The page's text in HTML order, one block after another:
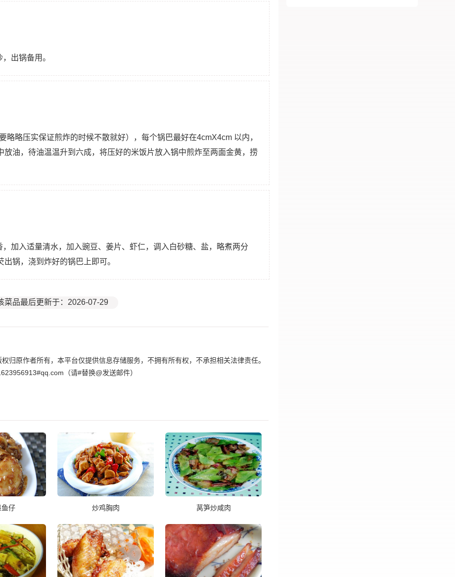
出锅备用。
略略压实保证煎炸的时候不散就好），每个锅巴最好在4cmX4cm 以内，
油，待油温温升到六成，将压好的米饭片放入锅中煎炸至两面金黄，捞
加入适量清水，加入豌豆、姜片、虾仁，调入白砂糖、盐，略煮两分
锅，浇到炸好的锅巴上即可。
菜品最后更新于：2026-07-29
归原作者所有，本平台仅提供信息存储服务，不拥有所有权，不承担相关法律责任。
（请#替换@发送邮件）
仔 炒鸡胸肉 莴笋炒咸肉